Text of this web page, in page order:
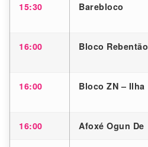
15:30 Barebloco
16:00 Bloco Rebentão
16:00 Bloco ZN – Ilha
16:00 Afoxé Ogun De